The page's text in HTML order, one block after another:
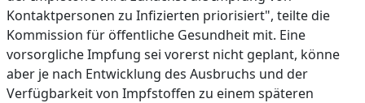
Kontaktpersonen zu Infizierten priorisiert", teilte die
Kommission für öffentliche Gesundheit mit. Eine
vorsorgliche Impfung sei vorerst nicht geplant, könne
aber je nach Entwicklung des Ausbruchs und der
Verfügbarkeit von Impfstoffen zu einem späteren